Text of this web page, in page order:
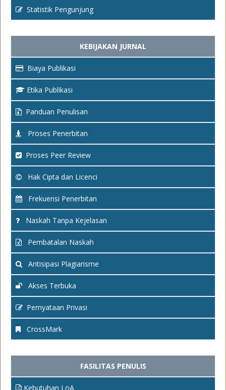
Statistik Pengunjung
KEBIJAKAN JURNAL
Biaya Publikasi
Etika Publikasi
Panduan Penulisan
Proses Penerbitan
Proses Peer Review
Hak Cipta dan Licenci
Frekuensi Penerbitan
Naskah Tanpa Kejelasan
Pembatalan Naskah
Antisipasi Plagiarisme
Akses Terbuka
Pernyataan Privasi
CrossMark
FASILITAS PENULIS
Kebutuhan LoA